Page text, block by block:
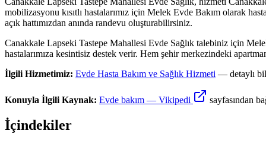
mobilizasyonu kısıtlı hastalarımız için Melek Evde Bakım olarak
açık hattımızdan anında randevu oluşturabilirsiniz.
Canakkale Lapseki Tastepe Mahallesi Evde Sağlık talebiniz için
hastalarımıza kesintisiz destek verir. Hem şehir merkezindeki
İlgili Hizmetimiz: Evde Hasta Bakım ve Sağlık Hizmeti — detaylı
Konuyla İlgili Kaynak: Evde bakım — Vikipedi sayfasından
İçindekiler